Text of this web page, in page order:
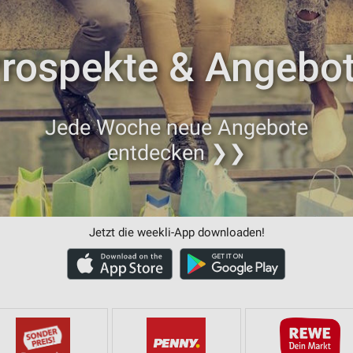
&
Jede Woche neue Angebote
entdecken ❯❯
Jetzt die weekli-App downloaden!